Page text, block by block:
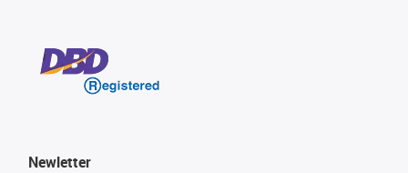
Newletter